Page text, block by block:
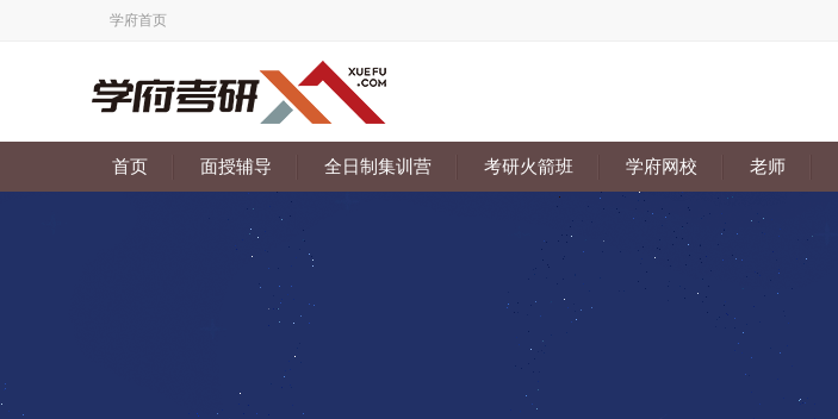
学府首页
首页 面授辅导 全日制集训营 考研火箭班 学府网校 老师